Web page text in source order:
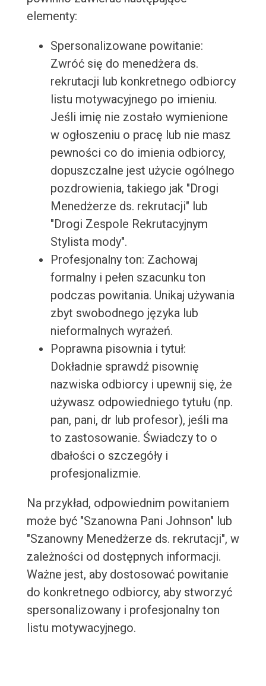
elementy:
Spersonalizowane powitanie:
Zwróć się do menedżera ds.
rekrutacji lub konkretnego odbiorcy
listu motywacyjnego po imieniu.
Jeśli imię nie zostało wymienione
w ogłoszeniu o pracę lub nie masz
pewności co do imienia odbiorcy,
dopuszczalne jest użycie ogólnego
pozdrowienia, takiego jak "Drogi
Menedżerze ds. rekrutacji" lub
"Drogi Zespole Rekrutacyjnym
Stylista mody".
Profesjonalny ton: Zachowaj
formalny i pełen szacunku ton
podczas powitania. Unikaj używania
zbyt swobodnego języka lub
nieformalnych wyrażeń.
Poprawna pisownia i tytuł:
Dokładnie sprawdź pisownię
nazwiska odbiorcy i upewnij się, że
używasz odpowiedniego tytułu (np.
pan, pani, dr lub profesor), jeśli ma
to zastosowanie. Świadczy to o
dbałości o szczegóły i
profesjonalizmie.
Na przykład, odpowiednim powitaniem
może być "Szanowna Pani Johnson" lub
"Szanowny Menedżerze ds. rekrutacji", w
zależności od dostępnych informacji.
Ważne jest, aby dostosować powitanie
do konkretnego odbiorcy, aby stworzyć
spersonalizowany i profesjonalny ton
listu motywacyjnego.